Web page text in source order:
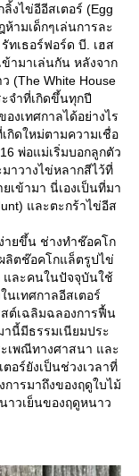
งไข่อีอีสเตอร์ (Egg
ามเด็กๆเล่นการละ
เธอร์ฟอร์ด บี. เฮส
ามาเล่นกัน หลังจาก
(The White House
จำที่เกิดขึ้นทุกปี
งเทศกาลได้อย่างไร
ดใหม่ตามความเชื่อ
พ่อแม่เริ่มบอกลูกตัว
มาวางไข่หลากสีไว้ที่
เข้ามา นี่เองเป็นที่มา
และตะกร้าไข่อีส
ายขึ้น ช่างทำช๊อคโก
ลิตช๊อคโกแล็ตรูปไข่
และคนในปัจจุบันใช้
เทศกาลอีสเตอร์
ต์เฉลิมฉลองการฟื้น
นี้มีธรรมเนียมประ
เพณีทางศาสนา และ
อร์ยังเป็นช่วงเวลาที่
ารมาถึงของฤดูใบไม้
าวเย็นของฤดูหนาว